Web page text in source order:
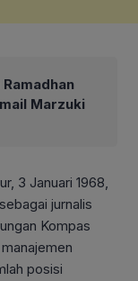
Marzuki
3 Januari 1968,
jurnalis
Kompas
posisi